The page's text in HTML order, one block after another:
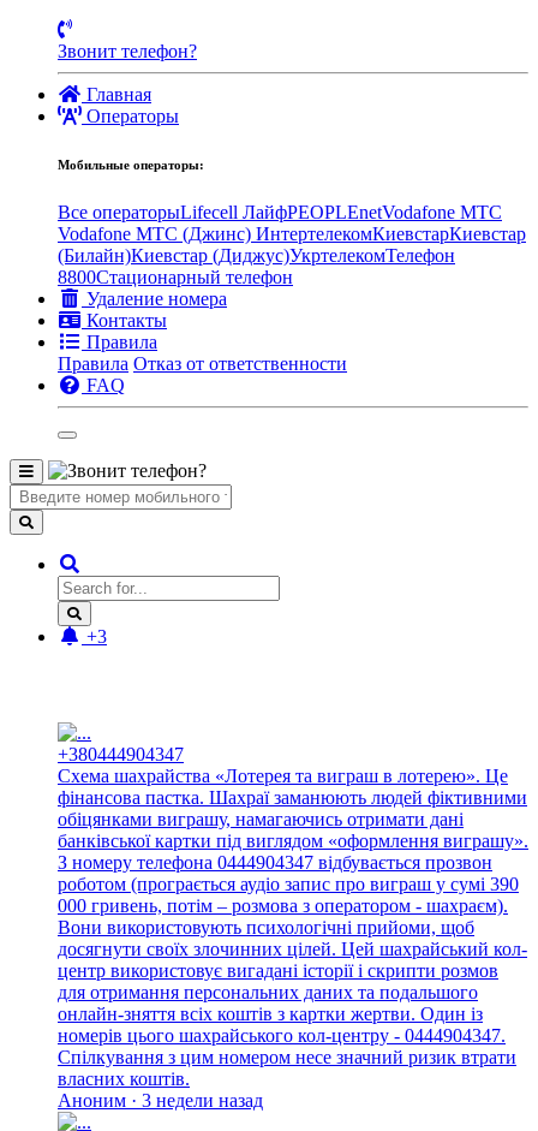
Звонит телефон?
Главная
Операторы
Мобильные операторы:
Все операторыLifecell ЛайфPEOPLEnetVodafone MTC
Vodafone МТС (Джинс) ИнтертелекомКиевстарКиевстар
(Билайн)Киевстар (Диджус)УкртелекомТелефон
8800Стационарный телефон
Удаление номера
Контакты
Правила
Правила Отказ от ответственности
FAQ
+3
+380444904347
Схема шахрайства «Лотерея та виграш в лотерею». Це
фінансова пастка. Шахраї заманюють людей фіктивними
обіцянками виграшу, намагаючись отримати дані
банківської картки під виглядом «оформлення виграшу».
З номеру телефона 0444904347 відбувається прозвон
роботом (програється аудіо запис про виграш у сумі 390
000 гривень, потім – розмова з оператором - шахраєм).
Вони використовують психологічні прийоми, щоб
досягнути своїх злочинних цілей. Цей шахрайський кол-
центр використовує вигадані історії і скрипти розмов
для отримання персональних даних та подальшого
онлайн-зняття всіх коштів з картки жертви. Один із
номерів цього шахрайського кол-центру - 0444904347.
Спілкування з цим номером несе значний ризик втрати
власних коштів.
Аноним · 3 недели назад